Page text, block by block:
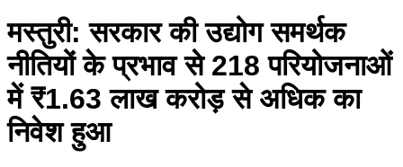
मस्तुरी: सरकार की उद्योग समर्थक
नीतियों के प्रभाव से 218 परियोजनाओं
में ₹1.63 लाख करोड़ से अधिक का
निवेश हुआ